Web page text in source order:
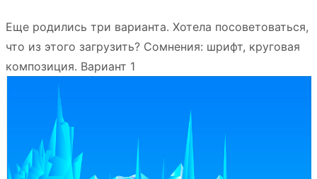
Еще родились три варианта. Хотела посоветоваться,
что из этого загрузить? Сомнения: шрифт, круговая
композиция. Вариант 1